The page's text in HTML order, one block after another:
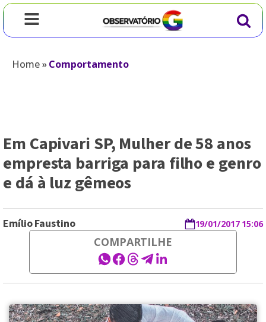
Home»Comportamento
Em Capivari SP, Mulher de 58 anos
empresta barriga para filho e genro
e dá à luz gêmeos
Emílio Faustino 19/01/2017 15:06
COMPARTILHE